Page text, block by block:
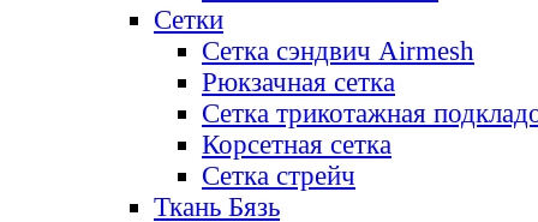
Сетки
Сетка сэндвич Airmesh
Рюкзачная сетка
Сетка трикотажная
Корсетная сетка
Сетка стрейч
Ткань Бязь